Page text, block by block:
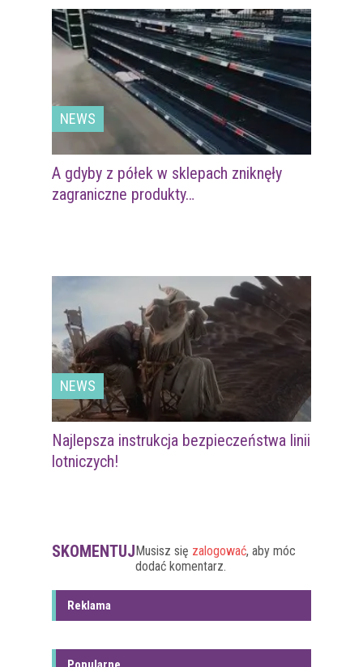
NEWS
A gdyby z półek w sklepach zniknęły
zagraniczne produkty…
NEWS
Najlepsza instrukcja bezpieczeństwa linii
lotniczych!
SKOMENTUJMusisz się zalogować, aby móc
dodać komentarz.
Reklama